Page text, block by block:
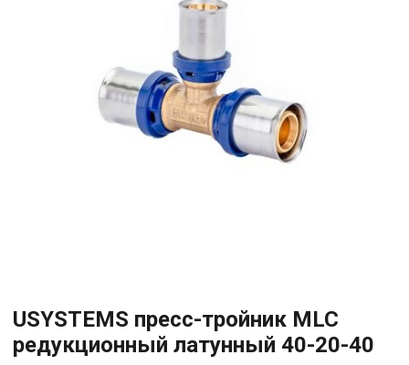
USYSTEMS пресс-тройник MLC
редукционный латунный 40-20-40